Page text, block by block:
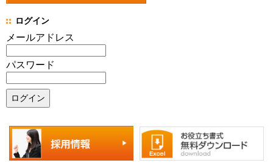
ログイン
メールアドレス
パスワード